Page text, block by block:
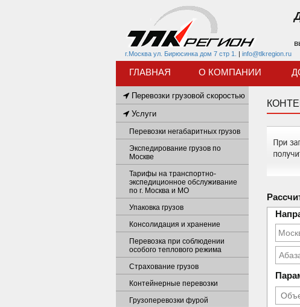
г.Москва ул. Бирюсинка дом 7 стр 1. | info@tlkregion.ru
ГЛАВНАЯ О КОМПАНИИ
Перевозки грузовой скоростью
Услуги
Перевозки негабаритных грузов
Экспедирование грузов по
Москве
Тарифы на транспортно-
экспедиционное обслуживание
по г. Москва и МО
Упаковка грузов
Консолидация и хранение
Перевозка при соблюдении
особого теплового режима
Страхование грузов
Контейнерные перевозки
Грузоперевозки фурой